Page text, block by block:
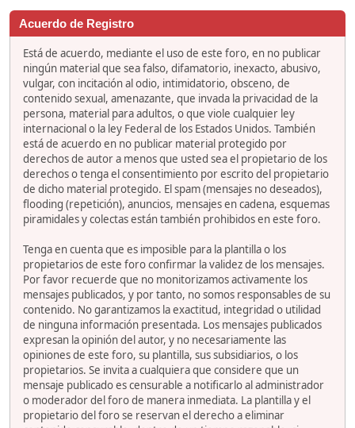
Acuerdo de Registro
Está de acuerdo, mediante el uso de este foro, en no publicar
ningún material que sea falso, difamatorio, inexacto, abusivo,
vulgar, con incitación al odio, intimidatorio, obsceno, de
contenido sexual, amenazante, que invada la privacidad de la
persona, material para adultos, o que viole cualquier ley
internacional o la ley Federal de los Estados Unidos. También
está de acuerdo en no publicar material protegido por
derechos de autor a menos que usted sea el propietario de los
derechos o tenga el consentimiento por escrito del propietario
de dicho material protegido. El spam (mensajes no deseados),
flooding (repetición), anuncios, mensajes en cadena, esquemas
piramidales y colectas están también prohibidos en este foro.
Tenga en cuenta que es imposible para la plantilla o los
propietarios de este foro confirmar la validez de los mensajes.
Por favor recuerde que no monitorizamos activamente los
mensajes publicados, y por tanto, no somos responsables de su
contenido. No garantizamos la exactitud, integridad o utilidad
de ninguna información presentada. Los mensajes publicados
expresan la opinión del autor, y no necesariamente las
opiniones de este foro, su plantilla, sus subsidiarios, o los
propietarios. Se invita a cualquiera que considere que un
mensaje publicado es censurable a notificarlo al administrador
o moderador del foro de manera inmediata. La plantilla y el
propietario del foro se reservan el derecho a eliminar